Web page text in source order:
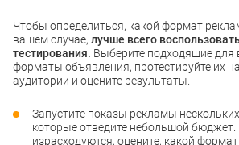
Чтобы определиться, какой формат
вашем случае, лучше всего
тестирования. Выберите подходящие для
форматы объявления, протестируйте их
аудитории и оцените результаты.
Запустите показы рекламы
которые отведите небольшой бюджет.
израсходуются, оцените, какой